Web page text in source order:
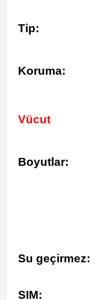
Tip:
Koruma:
Vücut
Boyutlar:
Su geçirmez:
SIM: